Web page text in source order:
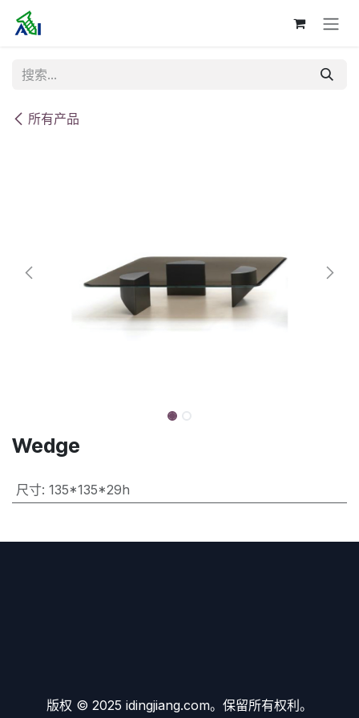
跳至内容
所有产品
Wedge
尺寸: 135*135*29h
版权 © 2025 idingjiang.com。保留所有权利。